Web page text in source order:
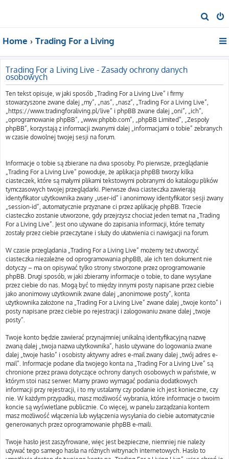
z
Home Trading For a Living
Trading For a Living Live - Zasady ochrony danych
osobowych
Ten tekst opisuje, w jaki sposób „Trading For a Living Live” i firmy
stowarzyszone zwane dalej „my”, „nas”, „nasz”, „Trading For a Living Live”,
„https://www.tradingforaliving.pl/live” i phpBB zwane dalej „oni”, „ich”,
„oprogramowanie phpBB”, „www.phpbb.com”, „phpBB Limited”, „Zespoły
phpBB”, korzystają z informacji zwanymi dalej „informacjami o tobie” zebranych
w czasie dowolnej twojej sesji na forum.
Informacje o tobie są zbierane na dwa sposoby. Po pierwsze, przeglądanie
„Trading For a Living Live” powoduje, że aplikacja phpBB tworzy kilka
ciasteczek, które są małymi plikami tekstowymi pobranymi do katalogu plików
tymczasowych twojej przeglądarki. Pierwsze dwa ciasteczka zawierają
identyfikator użytkownika zwany „user-id” i anonimowy identyfikator sesji zwany
„session-id”, automatycznie przyznane ci przez aplikację phpBB. Trzecie
ciasteczko zostanie utworzone, gdy przejrzysz chociaż jeden temat na „Trading
For a Living Live”. Jest ono używane do zapisania informacji, które tematy
zostały przez ciebie przeczytane i służy do ułatwienia ci nawigacji na forum.
W czasie przeglądania „Trading For a Living Live” możemy też utworzyć
ciasteczka niezależne od oprogramowania phpBB, ale ich ten dokument nie
dotyczy – ma on opisywać tylko strony stworzone przez oprogramowanie
phpBB. Drugi sposób, w jaki zbieramy informacje o tobie, to dane wysyłane
przez ciebie do nas. Mogą być to między innymi posty napisane przez ciebie
jako anonimowy użytkownik zwane dalej „anonimowe posty”, konta
użytkownika założone na „Trading For a Living Live” zwane dalej „twoje konto” i
posty napisane przez ciebie po rejestracji i zalogowaniu zwane dalej „twoje
posty”.
Twoje konto będzie zawierać przynajmniej unikalną identyfikacyjną nazwę
zwaną dalej „twoja nazwa użytkownika”, hasło używane do logowania zwane
dalej „twoje hasło” i osobisty aktywny adres e-mail zwany dalej „twój adres e-
mail”. Informacje podane dla twojego konta na „Trading For a Living Live” są
chronione przez prawa dotyczące ochrony danych osobowych w państwie, w
którym stoi nasz serwer. Mamy prawo wymagać podania dodatkowych
informacji przy rejestracji, i to my ustalamy czy podanie ich jest konieczne, czy
nie. W każdym przypadku, masz możliwość wybrania, które informacje o twoim
koncie są wyświetlane publicznie. Co więcej, w panelu zarządzania kontem
masz możliwość włączenia lub wyłączenia wysyłania do ciebie automatycznie
generowanych przez oprogramowanie phpBB e-maili.
Twoje hasło jest zaszyfrowane, więc jest bezpieczne, niemniej nie należy
używać tego samego hasła na różnych witrynach internetowych. Hasło to